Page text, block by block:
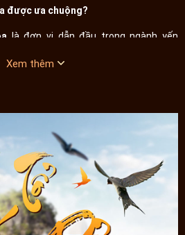
được ưa chuộng?
là đơn vị dẫn đầu trong ngành yến
yến do công ty quản lý lên tới 40 hang
tự nhiên quý từ các hang vách đá
protein, các nguyên tố đa vi lượng,
cũng cao hơn nhiều so với các loại
Xem thêm